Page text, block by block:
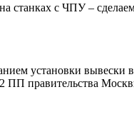
станках с ЧПУ –
установки вывески в
ПП правительства